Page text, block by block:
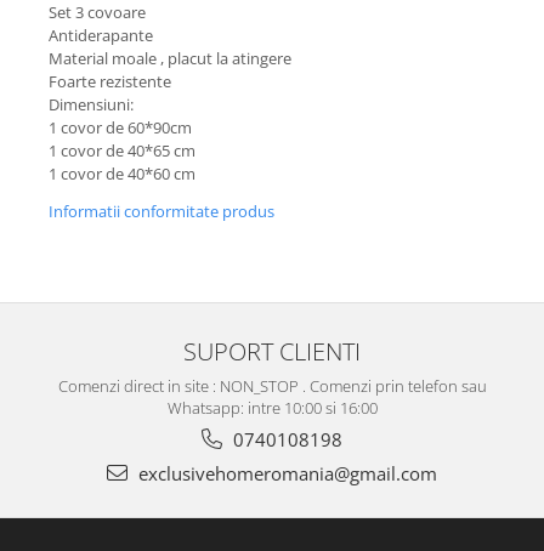
Set 3 covoare
Antiderapante
Material moale , placut la atingere
Foarte rezistente
Dimensiuni:
1 covor de 60*90cm
1 covor de 40*65 cm
1 covor de 40*60 cm
Informatii conformitate produs
SUPORT CLIENTI
Comenzi direct in site : NON_STOP . Comenzi prin telefon sau
Whatsapp: intre 10:00 si 16:00
0740108198
exclusivehomeromania@gmail.com